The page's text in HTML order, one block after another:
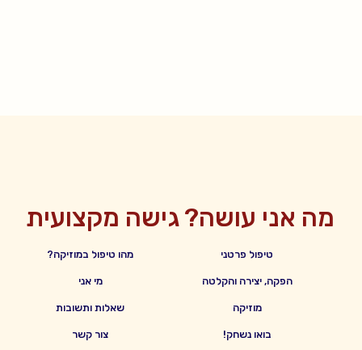
מה אני עושה?
טיפול פרטני
הפקה, יצירה והקלטה
מוזיקה
בואו נשחק!
גישה מקצועית
מהו טיפול במוזיקה?
מי אני
שאלות ותשובות
צור קשר